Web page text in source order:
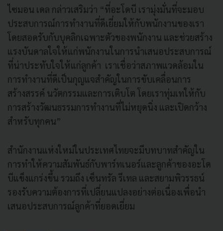
ไซมอน เดล กล่าวเสริมว่า “ที่อะโดบี เรามุ่งมั่นที่จะมอบ
ประสบการณ์การทำงานที่ดีเยี่ยมให้กับพนักงานของเรา
โดยสอดรับกับบุคลิกเฉพาะตัวของพนักงาน และช่วยสร้าง
แรงบันดาลใจให้แก่พนักงานในการนำเสนอประสบการณ์
ที่น่าประทับใจให้แก่ลูกค้า เราเชื่อว่าสภาพแวดล้อมใน
การทำงานที่ดีเป็นกุญแจสำคัญในการขับเคลื่อนการ
สร้างสรรค์ นวัตกรรมและการเติบโต โดยเราทุ่มเทให้กับ
การสร้างวัฒนธรรมการทำงานที่ไม่หยุดนิ่ง และเปิดกว้าง
สำหรับทุกคน”
สำนักงานแห่งใหม่ในประเทศไทยจะมีบทบาทสำคัญใน
การทำให้ความสัมพันธ์กับพาร์ทเนอร์และลูกค้าของอะโด
บีแข็งแกร่งขึ้น รวมถึง เซ็นทรัล รีเทล และสยามพิวรรธน์
รองรับความต้องการที่เปลี่ยนแปลงอย่างต่อเนื่องเพื่อนำ
เสนอประสบการณ์ลูกค้าที่ยอดเยี่ยม